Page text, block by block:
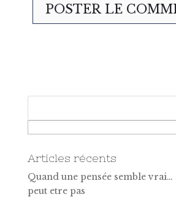
Articles récents
Quand une pensée semble vrai…
peut etre pas